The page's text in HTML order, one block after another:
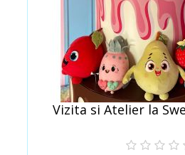
Vizita si Atelier la